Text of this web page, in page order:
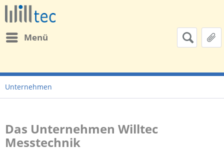
Menü
Unternehmen
Das Unternehmen Willtec
Messtechnik